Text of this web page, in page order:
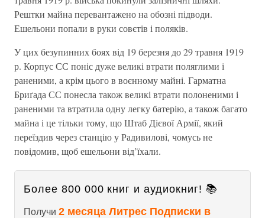
Рештки майна перевантажено на обозні підводи.
Ешельони попали в руки совєтів і поляків.
У цих безупинних боях від 19 березня до 29 травня 1919
р. Корпус СС поніс дуже великі втрати поляглими і
раненими, а крім цього в воєнному майні. Гарматна
Бриґада СС понесла також великі втрати полоненими і
раненими та втратила одну легку батерію, а також багато
майна і це тільки тому, що Штаб Дієвої Армії, який
переїздив через станцію у Радивилові, чомусь не
повідомив, щоб ешельони від’їхали.
Более 800 000 книг и аудиокниг! 📚
Получи 2 месяца Литрес Подписки в